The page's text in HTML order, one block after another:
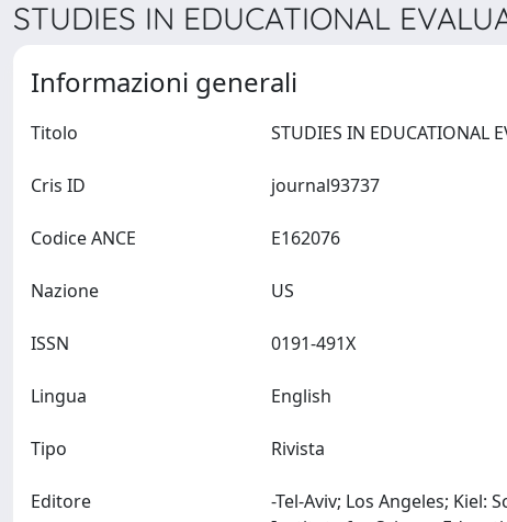
STUDIES IN EDUCATIONAL
Informazioni generali
Titolo
Cris ID
Codice ANCE
Nazione
ISSN
Lingua
Tipo Rivista
Editore
-Tel-Aviv; Los Angeles;